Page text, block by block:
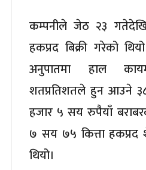
कम्पनीले जेठ २३
हकप्रद बिक्री गरेको
अनुपातमा हाल
शतप्रतिशतले हुन आउने
हजार ५ सय रुपैयाँ
७ सय ७५ कित्ता हकप्रद
थियो।